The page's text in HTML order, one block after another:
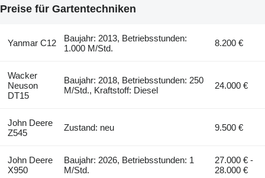
Preise für Gartentechniken
Yanmar C12
Baujahr: 2013, Betriebsstunden:
1.000 M/Std.
8.200 €
Wacker
Neuson
DT15
Baujahr: 2018, Betriebsstunden: 250
M/Std., Kraftstoff: Diesel
24.000 €
John Deere
Z545
Zustand: neu 9.500 €
John Deere
X950
Baujahr: 2026, Betriebsstunden: 1
M/Std.
27.000 € -
28.000 €